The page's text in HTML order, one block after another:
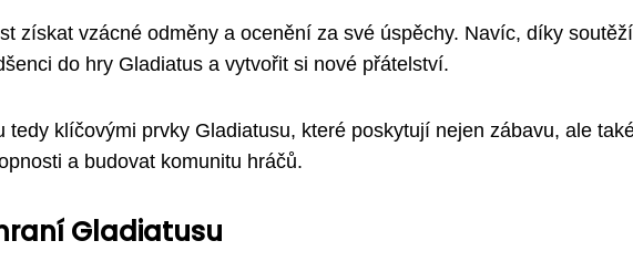
získat vzácné odměny a ocenění za své úspěchy. Navíc, díky
do hry Gladiatus a vytvořit si nové přátelství.
tedy klíčovými prvky Gladiatusu, které poskytují nejen zábavu, ale
a budovat komunitu hráčů.
Gladiatusu